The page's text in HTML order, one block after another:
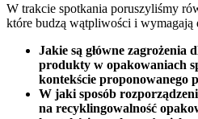
W trakcie spotkania poruszyliśmy
które budzą wątpliwości i wymagają
Jakie są główne
produkty w opakowaniach
kontekście proponowanego
W jaki sposób
na recyklingowalność